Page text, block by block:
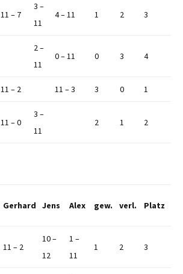
11 – 7
3 –
11
4 – 11 1 2 3
2 –
11
0 – 11 0 3 4
11 – 2 11 – 3 3 0 1
11 – 0
3 –
11
2 1 2
Gerhard Jens Alex gew. verl. Platz
11 – 2
10 –
12
1 –
11
1 2 3